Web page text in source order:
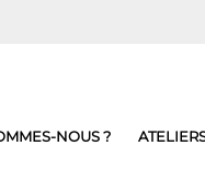
NOUS ?